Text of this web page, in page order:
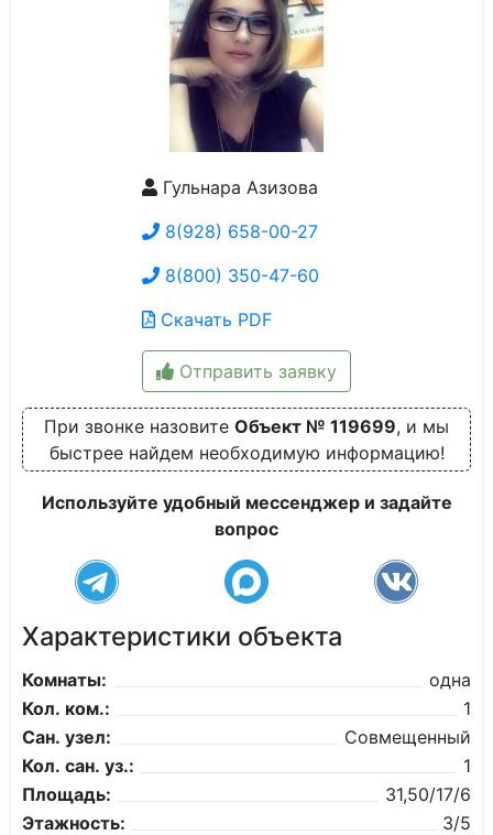
Гульнара Азизова
8(928) 658-00-27
8(800) 350-47-60
Скачать PDF
Отправить заявку
При звонке назовите Объект № 119699, и мы
быстрее найдем необходимую информацию!
Используйте удобный мессенджер и задайте
вопрос
Характеристики объекта
Комнаты:
одна
Кол. ком.:
1
Сан. узел:
Совмещенный
Кол. сан. уз.:
1
Площадь:
31,50/17/6
Этажность:
3/5